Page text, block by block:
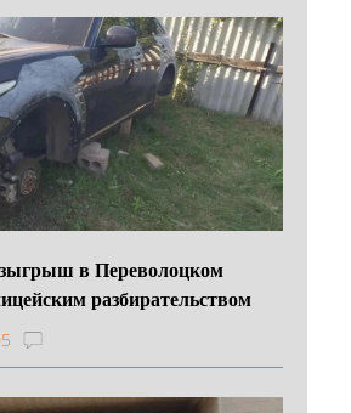
в Переволоцком
разбирательством